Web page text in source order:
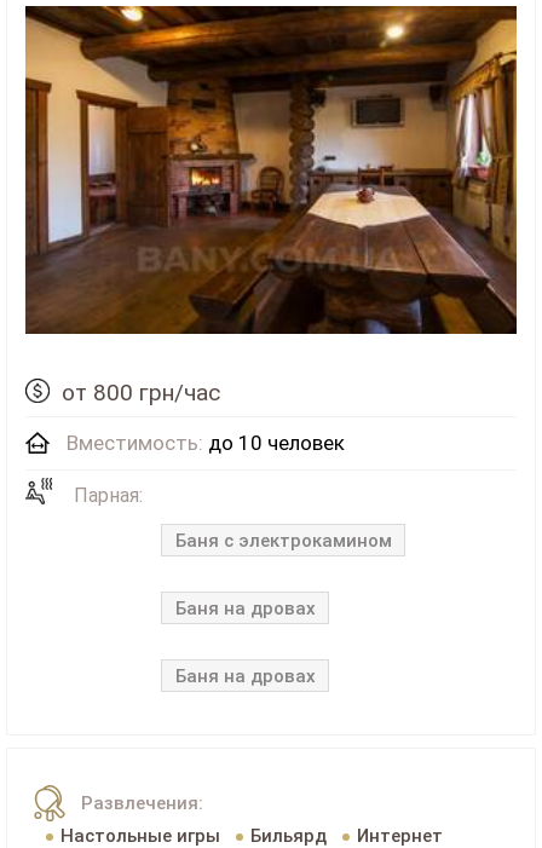
от 800 грн/час
Вместимость: до 10 человек
Парная:
Баня с электрокамином
Баня на дровах
Баня на дровах
Развлечения:
Настольные игры
Бильярд
Интернет